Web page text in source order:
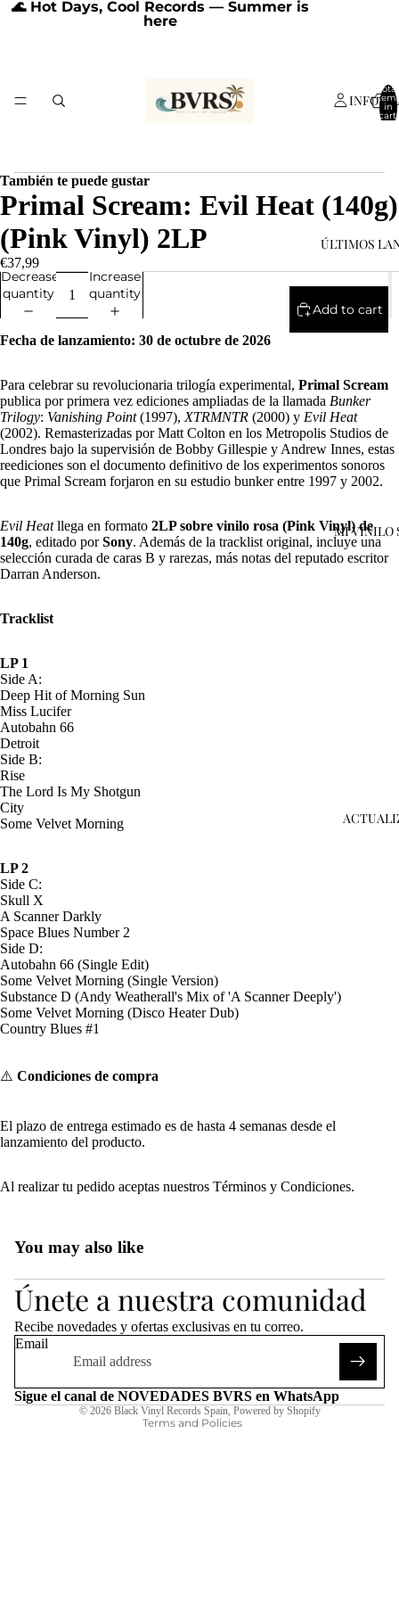
🌊 Hot Days, Cool Records — Summer is
here
ÚLTIMOS
MI VINILO
Total
in
cart:
0
Open
in
También te puede gustar
Primal Scream: Evil Heat (140g)
(Pink Vinyl) 2LP
€37,99
Decrease
quantity
Increase
quantity
Add to cart
Fecha de lanzamiento: 30 de octubre de 2026
Para celebrar su revolucionaria trilogía experimental, Primal Scream
publica por primera vez ediciones ampliadas de la llamada Bunker
Trilogy: Vanishing Point(1997), XTRMNTR (2000) y Evil Heat
(2002). Remasterizadas por Matt Colton en los Metropolis Studios de
Londres bajo la supervisión de Bobby Gillespie y Andrew Innes, estas
reediciones son el documento definitivo de los experimentos sonoros
que Primal Scream forjaron en su estudio bunker entre 1997 y 2002.
Evil Heatllega en formato 2LP sobre vinilo rosa (Pink Vinyl) de
140g, editado porSony. Además de la tracklist original, incluye una
selección curada de caras B y rarezas, más notas del reputado escritor
Darran Anderson.
Tracklist
LP 1
Side A:
Deep Hit of Morning Sun
Miss Lucifer
Autobahn 66
Detroit
Side B:
Rise
The Lord Is My Shotgun
City
Some Velvet Morning
LP 2
Side C:
Skull X
A Scanner Darkly
Space Blues Number 2
Side D:
Autobahn 66 (Single Edit)
Some Velvet Morning (Single Version)
Substance D (Andy Weatherall's Mix of 'A Scanner Deeply')
Some Velvet Morning (Disco Heater Dub)
Country Blues #1
⚠️ Condiciones de compra
El plazo de entrega estimado es de hasta 4 semanas desde el
lanzamiento del producto.
Al realizar tu pedido aceptas nuestros Términos y Condiciones.
You may also like
Únete a nuestra comunidad
Recibe novedades y ofertas exclusivas en tu correo.
Email
Sigue el canal de NOVEDADES BVRS en WhatsApp
© 2026 Black Vinyl Records Spain, Powered by Shopify
Terms and Policies
Legal notice
Contact information